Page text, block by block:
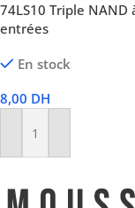
74LS10 Triple NAND
entrées
En stock
8,00 DH
Ajouter Au Panier